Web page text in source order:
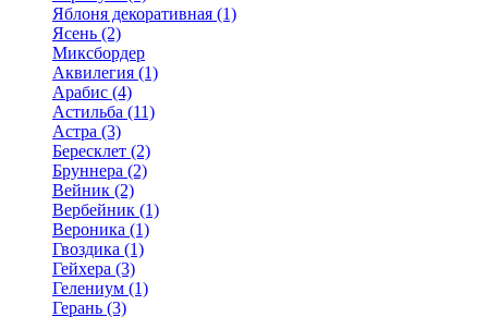
Яблоня декоративная (1)
Ясень (2)
Миксбордер
Аквилегия (1)
Арабис (4)
Астильба (11)
Астра (3)
Бересклет (2)
Бруннера (2)
Вейник (2)
Вербейник (1)
Вероника (1)
Гвоздика (1)
Гейхера (3)
Гелениум (1)
Герань (3)